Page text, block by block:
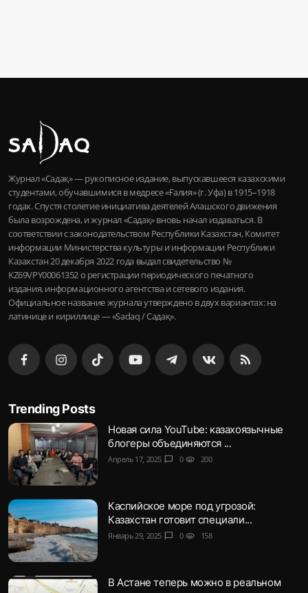
Журнал «Садақ» — рукописное издание, выпускавшееся казахскими
студентами, обучавшимися в медресе «Ғалия» (г. Уфа) в 1915–1918
годах. Спустя столетие инициатива деятелей Алашского движения
была возрождена, и журнал «Садақ» вновь начал издаваться. В
соответствии с законодательством Республики Казахстан, Комитет
информации Министерства культуры и информации Республики
Казахстан 20 декабря 2022 года выдал свидетельство №
KZ69VPY00061352 о регистрации периодического печатного
издания, информационного агентства и сетевого издания.
Официальное название журнала утверждено в двух вариантах: на
латинице и кириллице — «Sadaq / Садақ».
Trending Posts
Новая сила YouTube: казахоязычные
блогеры объединяются ...
Апрель 17, 2025 chat_bubble 0 visibility 200
Каспийское море под угрозой:
Казахстан готовит специали...
Январь 29, 2025 chat_bubble 0 visibility 158
В Астане теперь можно в реальном